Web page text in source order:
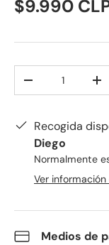
$9.990
-
+
Recogida
Diego
Normalmente
Ver
Medios de